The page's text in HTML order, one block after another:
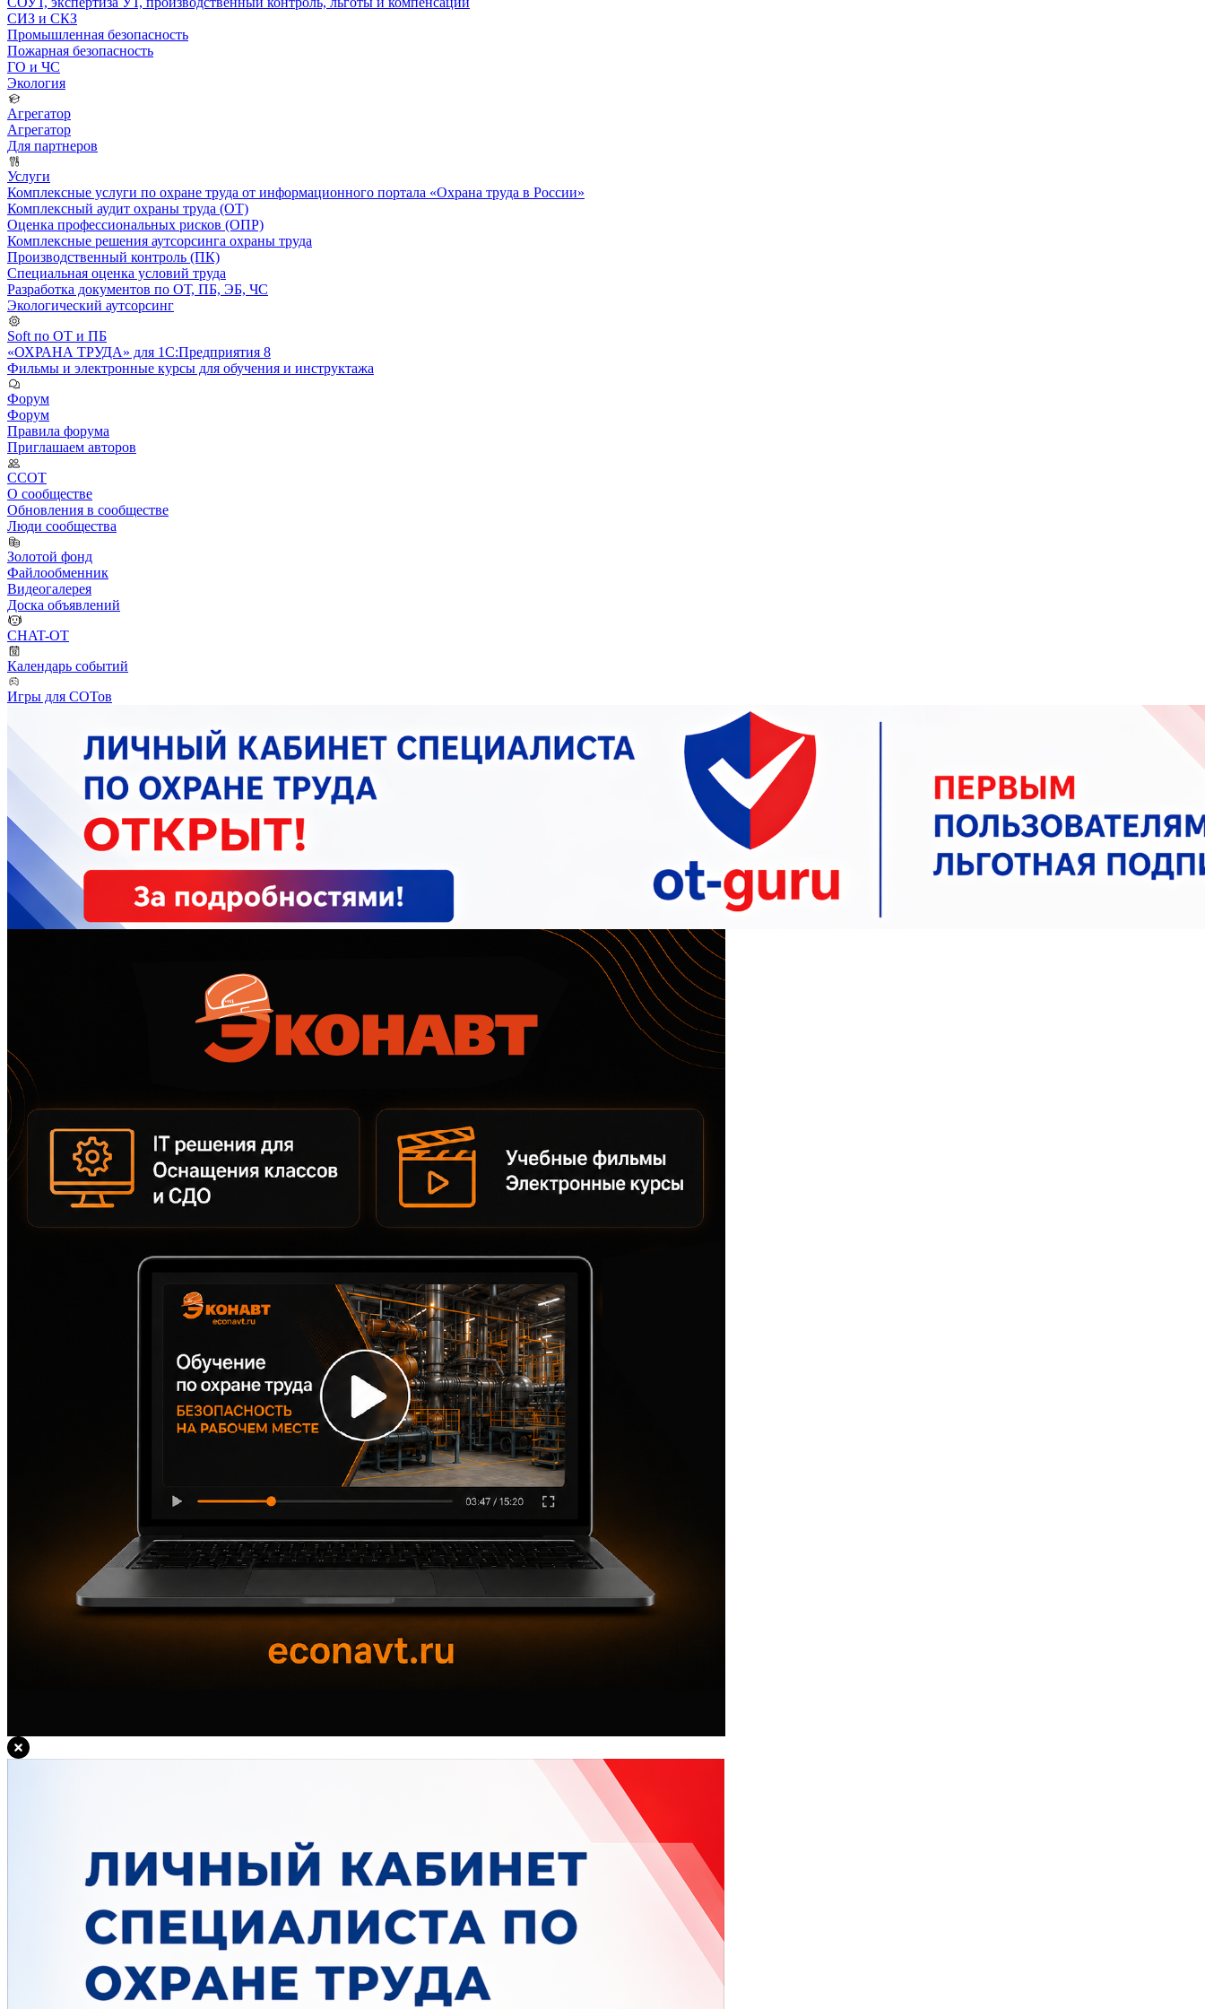
СИЗ и СКЗ
Промышленная безопасность
Пожарная безопасность
ГО и ЧС
Экология
Агрегатор
Агрегатор
Для партнеров
Услуги
Комплексные услуги по охране труда от информационного портала «Охрана труда в России»
Комплексный аудит охраны труда (ОТ)
Оценка профессиональных рисков (ОПР)
Комплексные решения аутсорсинга охраны труда
Производственный контроль (ПК)
Специальная оценка условий труда
Разработка документов по ОТ, ПБ, ЭБ, ЧС
Экологический аутсорсинг
Soft по ОТ и ПБ
«ОХРАНА ТРУДА» для 1С:Предприятия 8
Фильмы и электронные курсы для обучения и инструктажа
Форум
Форум
Правила форума
Приглашаем авторов
ССОТ
О сообществе
Обновления в сообществе
Люди сообщества
Золотой фонд
Файлообменник
Видеогалерея
Доска объявлений
CHAT-OT
Календарь событий
Игры для СОТов